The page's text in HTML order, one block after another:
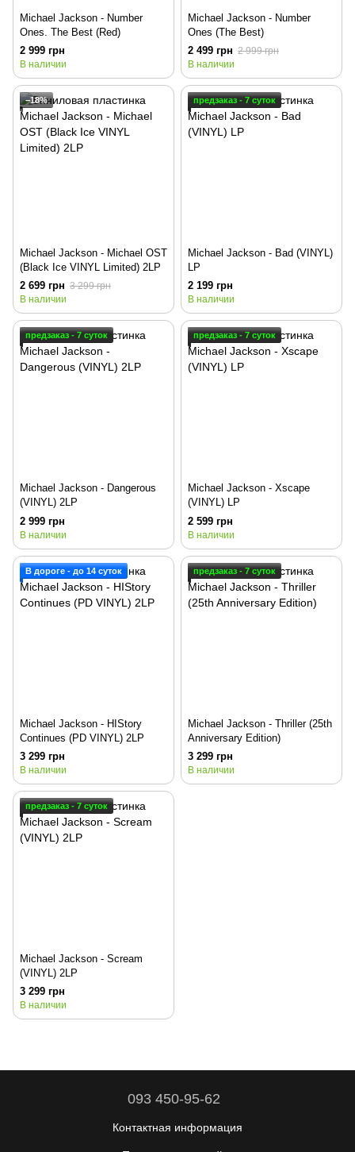
Michael Jackson - Number
Ones. The Best (Red)
2 999 грн
В наличии
Michael Jackson - Number
Ones (The Best)
2 499 грн 2 999 грн
В наличии
−18%
Michael Jackson - Michael OST
(Black Ice VINYL Limited) 2LP
2 699 грн 3 299 грн
В наличии
предзаказ - 7 суток
Michael Jackson - Bad (VINYL)
LP
2 199 грн
В наличии
предзаказ - 7 суток
Michael Jackson - Dangerous
(VINYL) 2LP
2 999 грн
В наличии
предзаказ - 7 суток
Michael Jackson - Xscape
(VINYL) LP
2 599 грн
В наличии
В дороге - до 14 суток
Michael Jackson - HIStory
Continues (PD VINYL) 2LP
3 299 грн
В наличии
предзаказ - 7 суток
Michael Jackson - Thriller (25th
Anniversary Edition)
3 299 грн
В наличии
предзаказ - 7 суток
Michael Jackson - Scream
(VINYL) 2LP
3 299 грн
В наличии
093 450-95-62
Контактная информация